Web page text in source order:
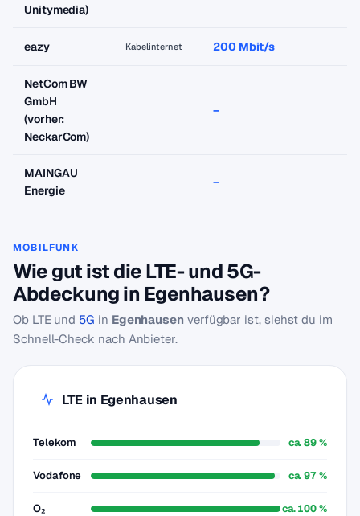
Unitymedia)
eazy Kabelinternet 200 Mbit/s
NetCom BW
GmbH
(vorher:
NeckarCom)
–
MAINGAU
Energie
–
MOBILFUNK
Wie gut ist die LTE- und 5G-
Abdeckung in Egenhausen?
Ob LTE und 5G in Egenhausen verfügbar ist, siehst du im
Schnell-Check nach Anbieter.
LTE in Egenhausen
Telekom ca. 89 %
Vodafone ca. 97 %
O₂ ca. 100 %